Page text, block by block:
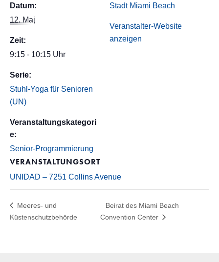
Datum:
12. Mai
Zeit:
9:15 - 10:15 Uhr
Serie:
Stuhl-Yoga für Senioren
(UN)
Veranstaltungskategori
e:
Senior-Programmierung
VERANSTALTUNGSORT
UNIDAD – 7251 Collins Avenue
Stadt Miami Beach
Veranstalter-Website
anzeigen
Meeres- und
Küstenschutzbehörde
Beirat des Miami Beach
Convention Center